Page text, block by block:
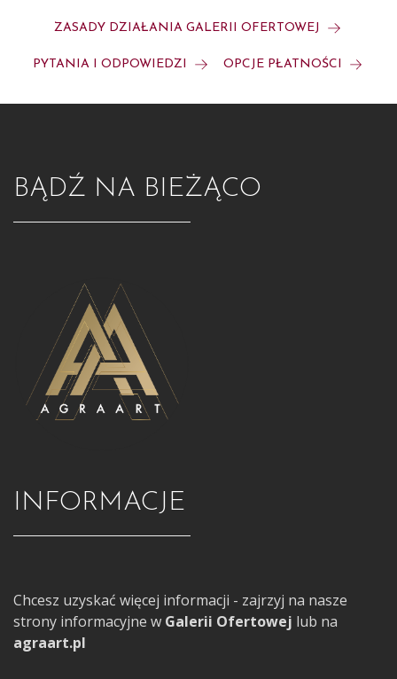
ZASADY DZIAŁANIA GALERII OFERTOWEJ
PYTANIA I ODPOWIEDZI OPCJE PŁATNOŚCI
BĄDŹ NA BIEŻĄCO
INFORMACJE
Chcesz uzyskać więcej informacji - zajrzyj na nasze
strony informacyjne w Galerii Ofertowej lub na
agraart.pl